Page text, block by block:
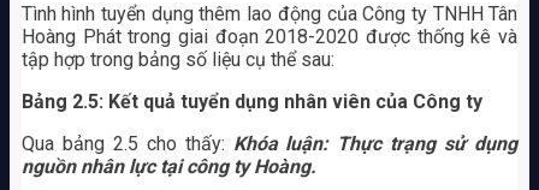
Tình hình tuyển dụng thêm lao động của Công ty TNHH Tân
Hoàng Phát trong giai đoạn 2018-2020 được thống kê và
tập hợp trong bảng số liệu cụ thể sau:
Bảng 2.5: Kết quả tuyển dụng nhân viên của Công ty
Qua bảng 2.5 cho thấy: Khóa luận: Thực trạng sử dụng
nguồn nhân lực tại công ty Hoàng.